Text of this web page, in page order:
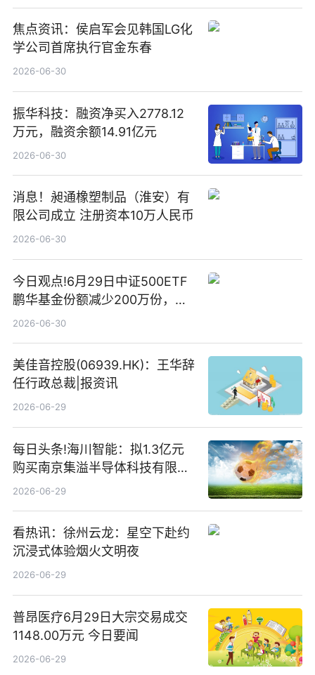
焦点资讯：侯启军会见韩国LG化
学公司首席执行官金东春
2026-06-30
振华科技：融资净买入2778.12
万元，融资余额14.91亿元
2026-06-30
消息！昶通橡塑制品（淮安）有
限公司成立 注册资本10万人民币
2026-06-30
今日观点!6月29日中证500ETF
鹏华基金份额减少200万份，重
仓股亨通光电、赤峰黄金、佰维
2026-06-30
美佳音控股(06939.HK)：王华辞
任行政总裁|报资讯
2026-06-29
每日头条!海川智能：拟1.3亿元
购买南京集溢半导体科技有限公
司15.3%股权
2026-06-29
看热讯：徐州云龙：星空下赴约
沉浸式体验烟火文明夜
2026-06-29
普昂医疗6月29日大宗交易成交
1148.00万元 今日要闻
2026-06-29